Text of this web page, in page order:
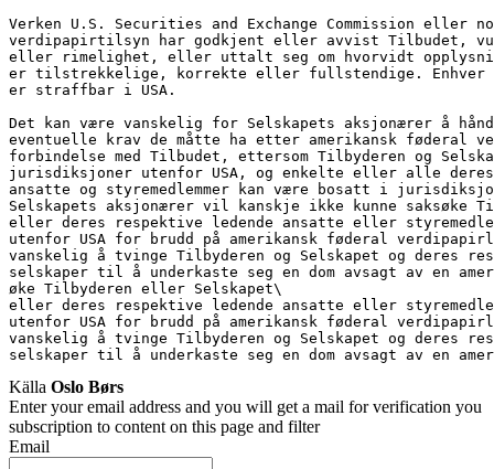
Verken U.S. Securities and Exchange Commission eller
verdipapirtilsyn har godkjent eller avvist Tilbudet,
eller rimelighet, eller uttalt seg om hvorvidt
er tilstrekkelige, korrekte eller fullstendige. Enhver
er straffbar i USA.
Det kan være vanskelig for Selskapets aksjonærer å
eventuelle krav de måtte ha etter amerikansk føderal
forbindelse med Tilbudet, ettersom Tilbyderen og
jurisdiksjoner utenfor USA, og enkelte eller alle deres
ansatte og styremedlemmer kan være bosatt i
Selskapets aksjonærer vil kanskje ikke kunne saksøke
eller deres respektive ledende ansatte eller
utenfor USA for brudd på amerikansk føderal
vanskelig å tvinge Tilbyderen og Selskapet og deres
selskaper til å underkaste seg en dom avsagt av en
øke Tilbyderen eller Selskapet\
eller deres respektive ledende ansatte eller
utenfor USA for brudd på amerikansk føderal
vanskelig å tvinge Tilbyderen og Selskapet og deres
selskaper til å underkaste seg en dom avsagt av en
Källa Oslo Børs
Enter your email address and you will get a mail for verification you
subscription to content on this page and filter
Email